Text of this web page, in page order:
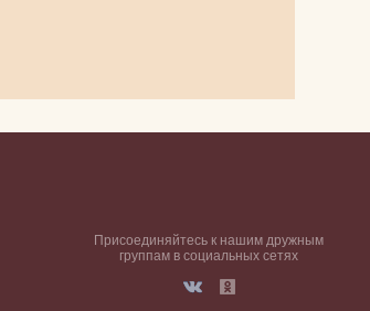
Присоединяйтесь к нашим дружным
группам в социальных сетях